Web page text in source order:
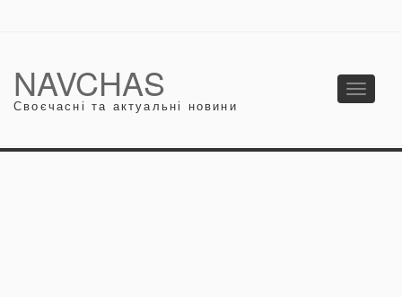
NAVCHAS
Своєчасні та актуальні новини
Toggle